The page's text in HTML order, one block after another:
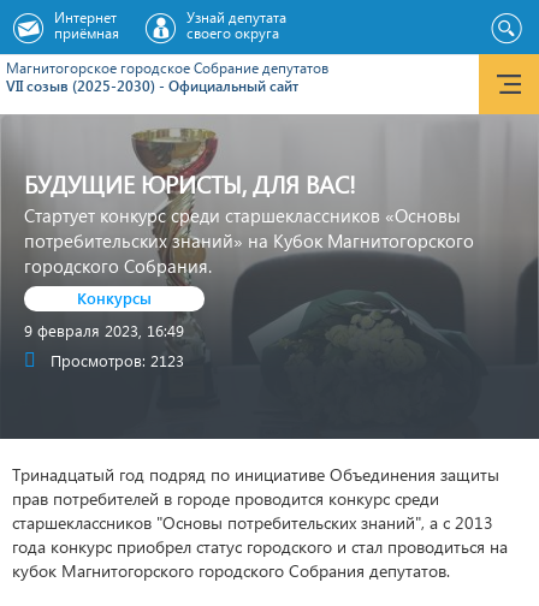
Магнитогорское городское Cобрание депутатов
VII созыв (2025-2030) - Официальный сайт
Интернет
приёмная
Узнай депутата
своего округа
БУДУЩИЕ ЮРИСТЫ, ДЛЯ ВАС!
Стартует конкурс среди старшеклассников «Основы
потребительских знаний» на Кубок Магнитогорского
городского Собрания.
Конкурсы
9 февраля 2023, 16:49
Просмотров: 2123
Тринадцатый год подряд по инициативе Объединения защиты
прав потребителей в городе проводится конкурс среди
старшеклассников "Основы потребительских знаний", а с 2013
года конкурс приобрел статус городского и стал проводиться на
кубок Магнитогорского городского Собрания депутатов.